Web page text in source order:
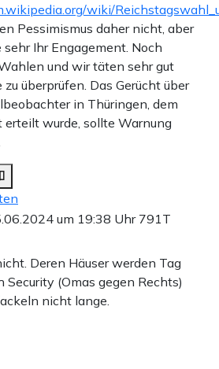
wiki/
Pessimismus daher nicht, aber
sehr Ihr Engagement. Noch
und wir täten sehr gut
zu überprüfen. Das Gerücht über
in Thüringen, dem
erteilt wurde, sollte Warnung
um 19:38 Uhr 791T
Deren Häuser werden Tag
Security (Omas gegen Rechts)
nicht lange.